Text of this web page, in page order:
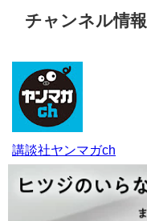
チャンネル情報
講談社ヤンマガch